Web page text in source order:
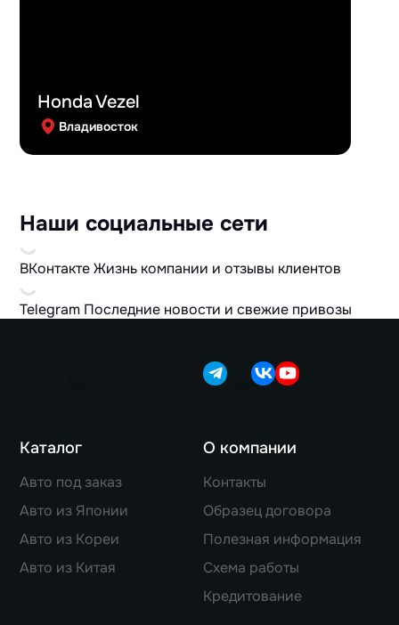
Honda Vezel
Владивосток
Наши социальные сети
ВКонтактеЖизнь компании и отзывы клиентов
Telegram Последние новости и свежие привозы
Каталог
Авто под заказ
Авто из Японии
Авто из Кореи
Авто из Китая
О компании
Контакты
Образец договора
Полезная информация
Схема работы
Кредитование